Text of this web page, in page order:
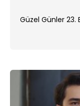
Güzel Günler 23.